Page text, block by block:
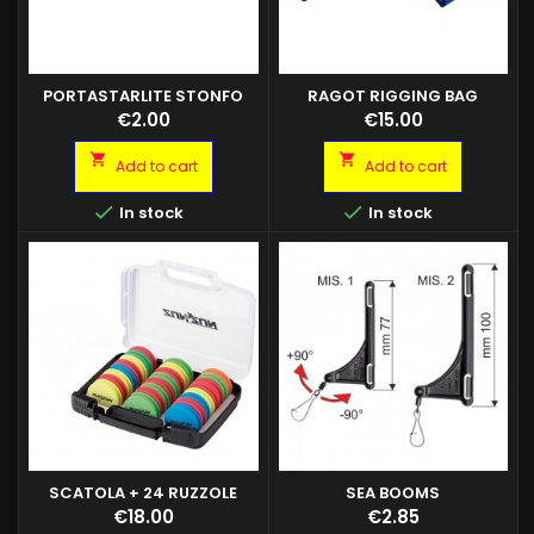
PORTASTARLITE STONFO
Price
€2.00
 Add to cart
 In stock
RAGOT RIGGING BAG
Price
€15.00
 Add to cart
 In stock
SCATOLA + 24 RUZZOLE
AVVOLGI LENZA
Price
€18.00
SEA BOOMS
Anti-tangle scorrevoli
Price
€2.85